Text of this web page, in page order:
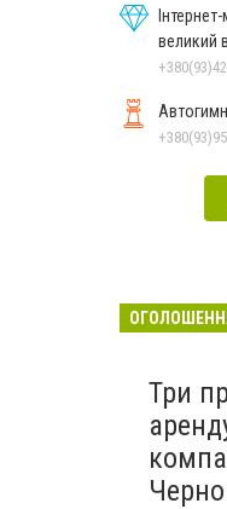
великий
Три